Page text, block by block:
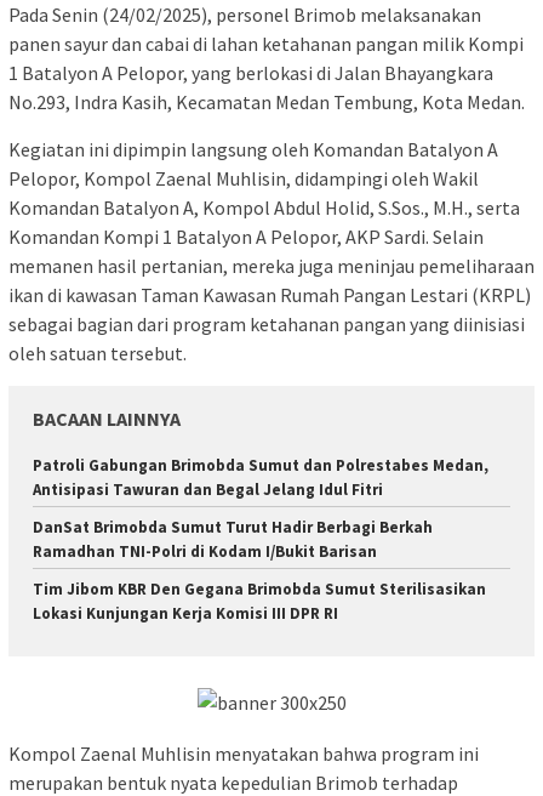
Pada Senin (24/02/2025), personel Brimob melaksanakan
panen sayur dan cabai di lahan ketahanan pangan milik Kompi
1 Batalyon A Pelopor, yang berlokasi di Jalan Bhayangkara
No.293, Indra Kasih, Kecamatan Medan Tembung, Kota Medan.
Kegiatan ini dipimpin langsung oleh Komandan Batalyon A
Pelopor, Kompol Zaenal Muhlisin, didampingi oleh Wakil
Komandan Batalyon A, Kompol Abdul Holid, S.Sos., M.H., serta
Komandan Kompi 1 Batalyon A Pelopor, AKP Sardi. Selain
memanen hasil pertanian, mereka juga meninjau pemeliharaan
ikan di kawasan Taman Kawasan Rumah Pangan Lestari (KRPL)
sebagai bagian dari program ketahanan pangan yang diinisiasi
oleh satuan tersebut.
BACAAN LAINNYA
Patroli Gabungan Brimobda Sumut dan Polrestabes Medan,
Antisipasi Tawuran dan Begal Jelang Idul Fitri
DanSat Brimobda Sumut Turut Hadir Berbagi Berkah
Ramadhan TNI-Polri di Kodam I/Bukit Barisan
Tim Jibom KBR Den Gegana Brimobda Sumut Sterilisasikan
Lokasi Kunjungan Kerja Komisi III DPR RI
Kompol Zaenal Muhlisin menyatakan bahwa program ini
merupakan bentuk nyata kepedulian Brimob terhadap